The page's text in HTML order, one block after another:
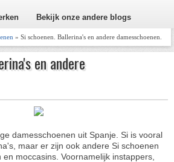
Bekijk onze andere blogs
» Si schoenen. Ballerina's en andere damesschoenen.
en andere
damesschoenen uit Spanje. Si is vooral
maar er zijn ook andere Si schoenen
moccasins. Voornamelijk instappers,